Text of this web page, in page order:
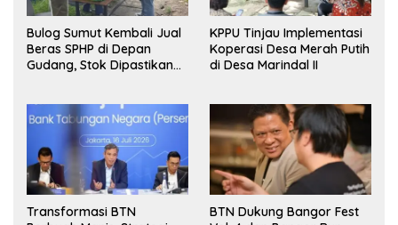
Bulog Sumut Kembali Jual
Beras SPHP di Depan
Gudang, Stok Dipastikan
KPPU Tinjau Implementasi
Koperasi Desa Merah Putih
di Desa Marindal II
Transformasi BTN
BTN Dukung Bangor Fest